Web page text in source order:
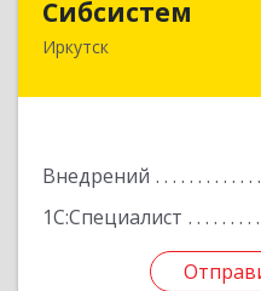
Сибсистем
Иркутск
Внедрений
1С:Специалист
664007, Иркутская